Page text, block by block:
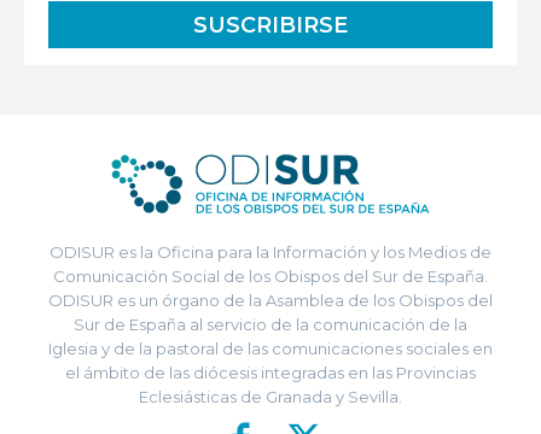
ODISUR es la Oficina para la Información y los Medios de
Comunicación Social de los Obispos del Sur de España.
ODISUR es un órgano de la Asamblea de los Obispos del
Sur de España al servicio de la comunicación de la
Iglesia y de la pastoral de las comunicaciones sociales en
el ámbito de las diócesis integradas en las Provincias
Eclesiásticas de Granada y Sevilla.